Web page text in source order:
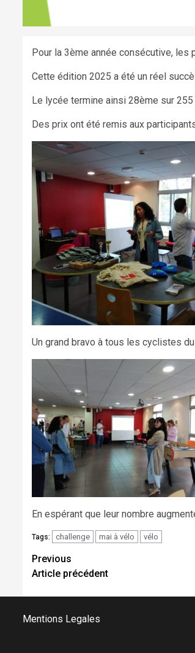
Pour la 3ème année consécutive, les
Cette édition 2025 a été un réel
Le lycée termine ainsi 28ème sur
Des prix ont été remis aux
Un grand bravo à tous les cyclistes
En espérant que leur nombre
Tags: challenge mai à vélo vélo
Continue
Reading
Previous
Article précédent
Mentions Legales